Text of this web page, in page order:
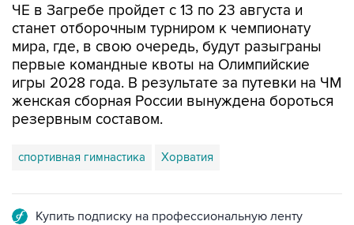
ЧЕ в Загребе пройдет с 13 по 23 августа и
станет отборочным турниром к чемпионату
мира, где, в свою очередь, будут разыграны
первые командные квоты на Олимпийские
игры 2028 года. В результате за путевки на ЧМ
женская сборная России вынуждена бороться
резервным составом.
спортивная гимнастика Хорватия
Купить подписку на профессиональную ленту